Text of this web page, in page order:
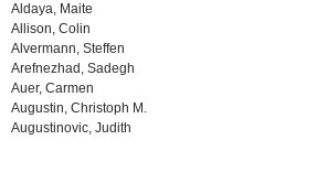
Aldaya, Maite
Allison, Colin
Alvermann, Steffen
Arefnezhad, Sadegh
Auer, Carmen
Augustin, Christoph M.
Augustinovic, Judith